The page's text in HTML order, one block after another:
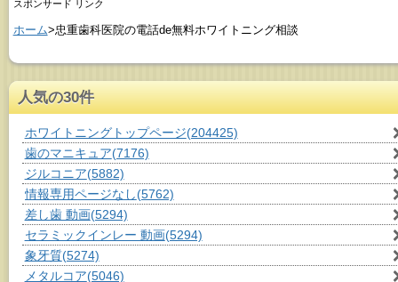
スポンサード リンク
ホーム>忠重歯科医院の電話de無料ホワイトニング相談
人気の30件
ホワイトニングトップページ(204425)
歯のマニキュア(7176)
ジルコニア(5882)
情報専用ページなし(5762)
差し歯 動画(5294)
セラミックインレー 動画(5294)
象牙質(5274)
メタルコア(5046)